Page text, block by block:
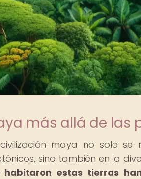
más allá de las
maya no solo se
sino también en la
habitaron estas tierras